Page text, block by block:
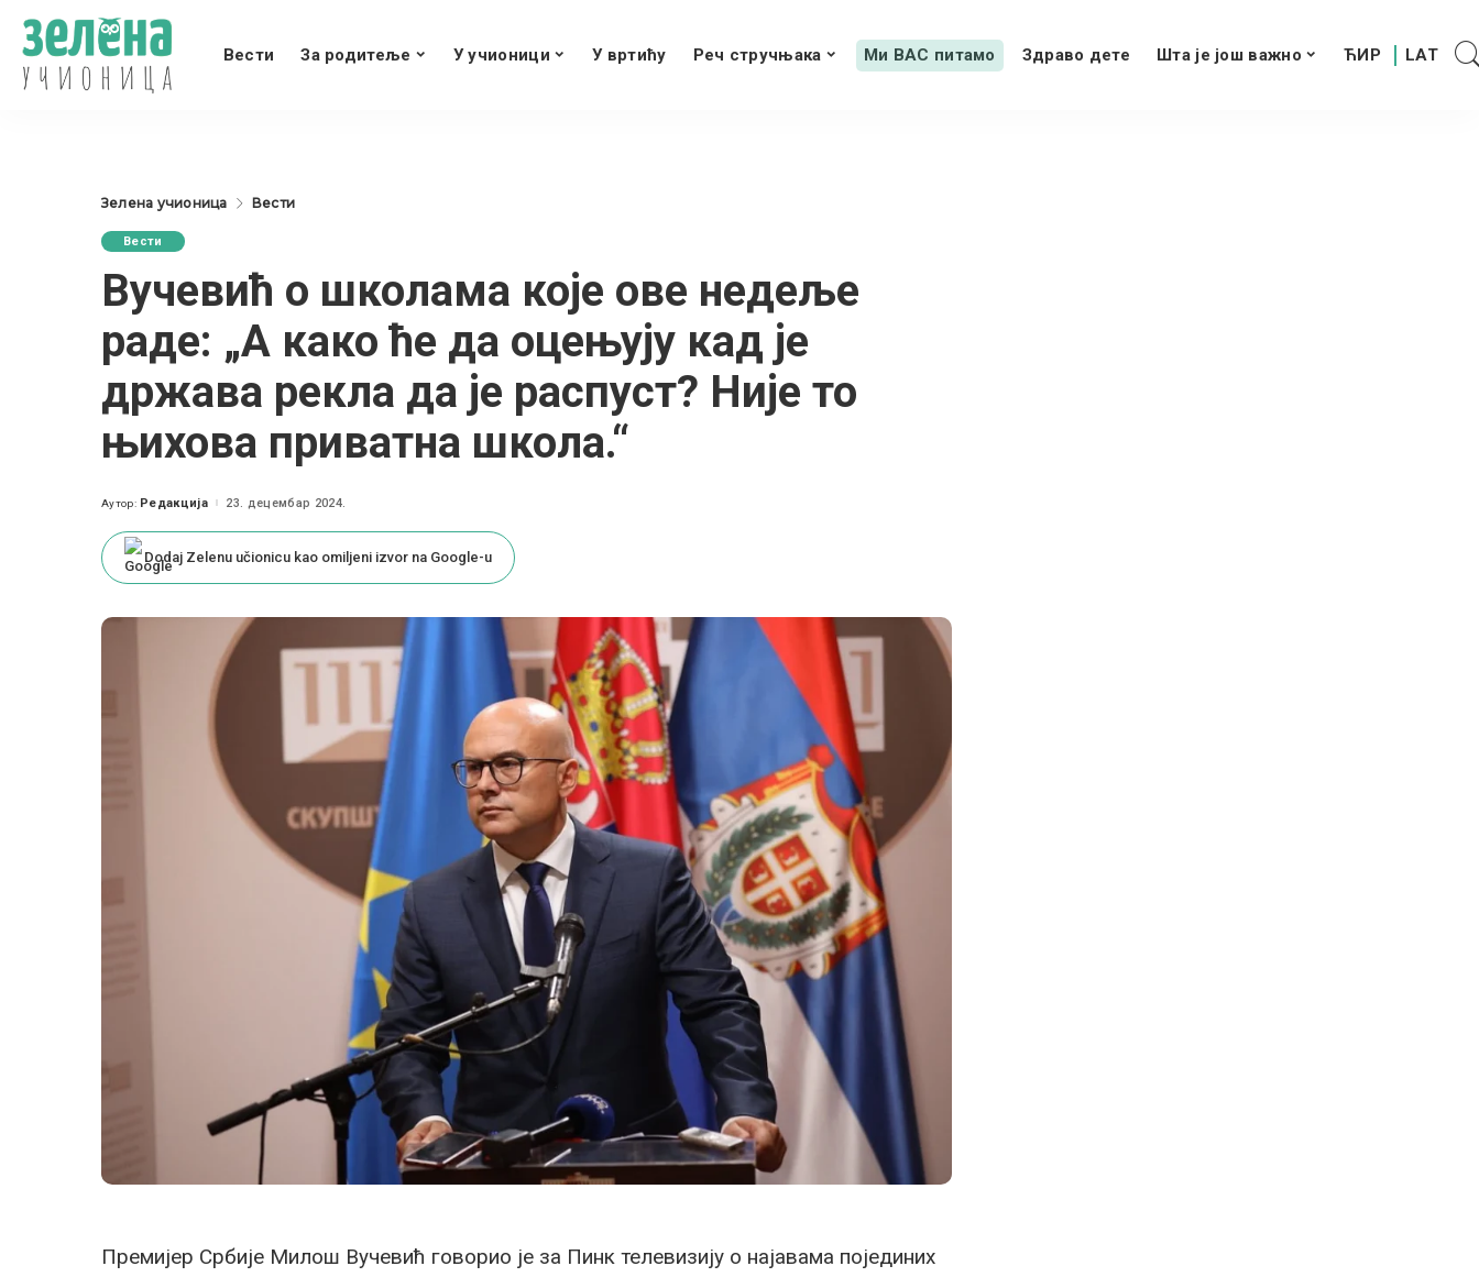
Вести За родитеље У учионици У вртићу Реч стручњака Ми ВАС питамо Здраво дете Шта је још важно
Зелена учионица Вести
Вести
Вучевић о школама које ове недеље
раде: „А како ће да оцењују кад је
држава рекла да је распуст? Није то
њихова приватна школа.“
Posted
Аутор: Редакција 23. децембар 2024.
Dodaj Zelenu učionicu kao omiljeni izvor na Google-u
Премијер Србије Милош Вучевић говорио је за Пинк телевизију о најавама појединих